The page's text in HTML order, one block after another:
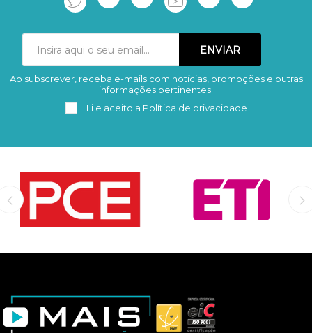
Subscrever Remover
Ao subscrever, receba e-mails com notícias, promoções e outras
informações pertinentes.
Li e aceito a Política de privacidade